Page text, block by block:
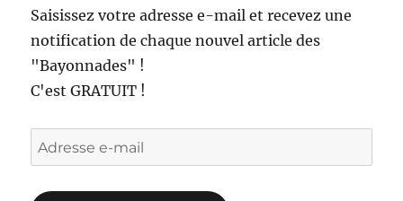
Saisissez votre adresse e-mail et recevez une
notification de chaque nouvel article des
"Bayonnades" !
C'est GRATUIT !
Adresse
e-
mail